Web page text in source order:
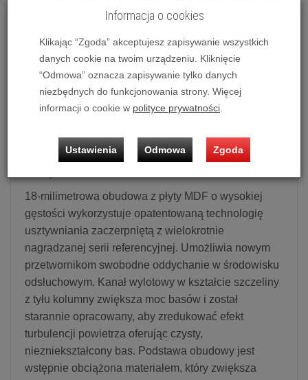
AE300, AE309 oferuje wyższy poziom wydajności i
AE309 wykorzystuje dwa najnowszej generacji 130-
milimetrowe przetworniki średniotonowe.
Wyposażona w zupełnie nowy stożek ceramiczny z
aluminium typu sandwich o ultrapłytkim profilu i
nowy przetwornik charakteryzuje się lepszą
dyspersją, rozszerzonym uderzeniem basu i ogólną
18-milimetrowa obudowa z płyty MDF o wysokiej
gęstości wykorzystuje opatentowaną technologię
usztywniania zaczerpniętą z wielokrotnie
nagradzanej serii referencyjnej. Umożliwia nowym
przetwornikom swobodne oddychanie w środowisku
odsłuchowym. Kanał wylotowy w kształcie szczeliny
z tyłu kolumny zwiększa moc basów i został
starannie opracowany, aby zredukować efekt
turbulencji powietrza oferując czysty,
niezniekształcony bas. Podstawa obudowy jest
wstępnie obciążona materiałem, który zwiększa
Informacja o cookies
Klikając “Zgoda” akceptujesz zapisywanie wszystkich
danych cookie na twoim urządzeniu. Kliknięcie
“Odmowa” oznacza zapisywanie tylko danych
niezbędnych do funkcjonowania strony. Więcej
informacji o cookie w polityce prywatności
Ustawienia Odmowa Zgoda